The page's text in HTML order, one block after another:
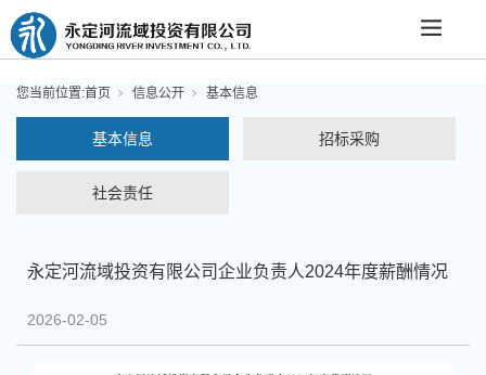
您当前位置:首页 信息公开 基本信息
基本信息 招标采购
社会责任
永定河流域投资有限公司企业负责人2024年度薪酬情况
2026-02-05